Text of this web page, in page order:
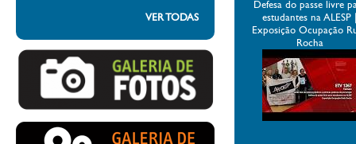
VER TODAS
Defesa do passe livre
estudantes na ALESP
Exposição Ocupação
Rocha